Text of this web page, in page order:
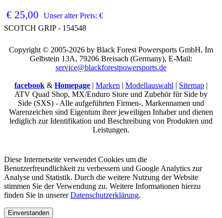
€ 25,00 Unser alter Preis: €
SCOTCH GRIP - 154548
Copyright © 2005-2026 by Black Forest Powersports GmbH, Im
Gelbstein 13A, 79206 Breisach (Germany), E-Mail:
service@blackforestpowersports.de
facebook & Homepage | Marken | Modellauswahl | Sitemap |
ATV Quad Shop, MX/Enduro Store und Zubehör für Side by
Side (SXS) - Alle aufgeführten Firmen-, Markennamen und
Warenzeichen sind Eigentum ihrer jeweiligen Inhaber und dienen
lediglich zur Identifikation und Beschreibung von Produkten und
Leistungen.
Diese Internetseite verwendet Cookies um die
Benutzerfreundlichkeit zu verbessern und Google Analytics zur
Analyse und Statistik. Durch die weitere Nutzung der Website
stimmen Sie der Verwendung zu. Weitere Informationen hierzu
finden Sie in unsererDatenschutzerklärung.
Einverstanden